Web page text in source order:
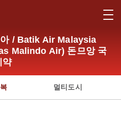
/ Batik Air Malaysia
Malindo Air) 돈므앙 국
약
멀티도시